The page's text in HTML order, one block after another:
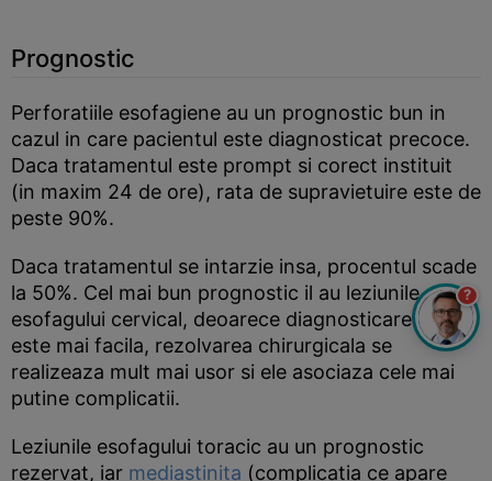
Prognostic
Perforatiile esofagiene au un prognostic bun in
cazul in care pacientul este diagnosticat precoce.
Daca tratamentul este prompt si corect instituit
(in maxim 24 de ore), rata de supravietuire este de
peste 90%.
Daca tratamentul se intarzie insa, procentul scade
la 50%. Cel mai bun prognostic il au leziunile
esofagului cervical, deoarece diagnosticarea lor
este mai facila, rezolvarea chirurgicala se
realizeaza mult mai usor si ele asociaza cele mai
putine complicatii.
Leziunile esofagului toracic au un prognostic
rezervat, iar mediastinita (complicatia ce apare
?